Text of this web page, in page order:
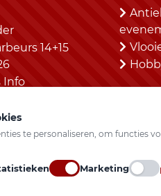
14+15
Info
te personaliseren, om functies
Marketing